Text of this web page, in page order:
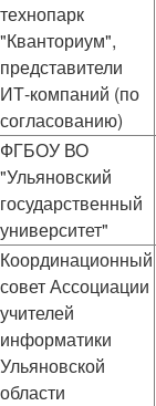
технопарк
"Кванториум",
представители
ИТ-компаний (по
согласованию)
ФГБОУ ВО
"Ульяновский
государственный
университет"
Координационный
совет Ассоциации
учителей
информатики
Ульяновской
области